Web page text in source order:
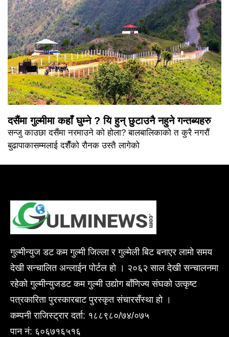
दसैंमा गुल्मीमा कहाँ घुम्ने ? यि हुन् छुटाउनै नहुने गन्तब्यहरु
सन्जु काउछा दसैंमा नरमाउने को होला? बालबालिकाको त कुरै नगरौं
बुढापाकासम्मलाई दशैँको रौनक उस्तै लागेको
गुल्मीन्युज डट कम गुल्मी जिल्ला र गुल्मेली बिट बनाएर लामो समय
देखी सन्चालित अन्लाईन पोर्टल हो । २०६२ साल देखी सन्चालनमा
रहेको गुल्मीन्युजडट कम गुल्मी उद्योग बाँणिज्य संघको उत्कृष्ट
पत्रकारिता पुरस्कारबाट पुरस्कृत संचारसँस्था हो ।
कम्पनी राजिस्ट्रार दर्ता: १८८९८०/७४/०७५
पान नं: ६०६७१६५१६